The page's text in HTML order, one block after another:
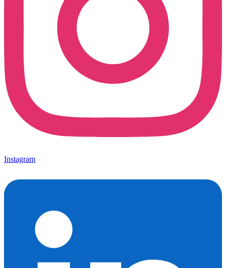
Instagram